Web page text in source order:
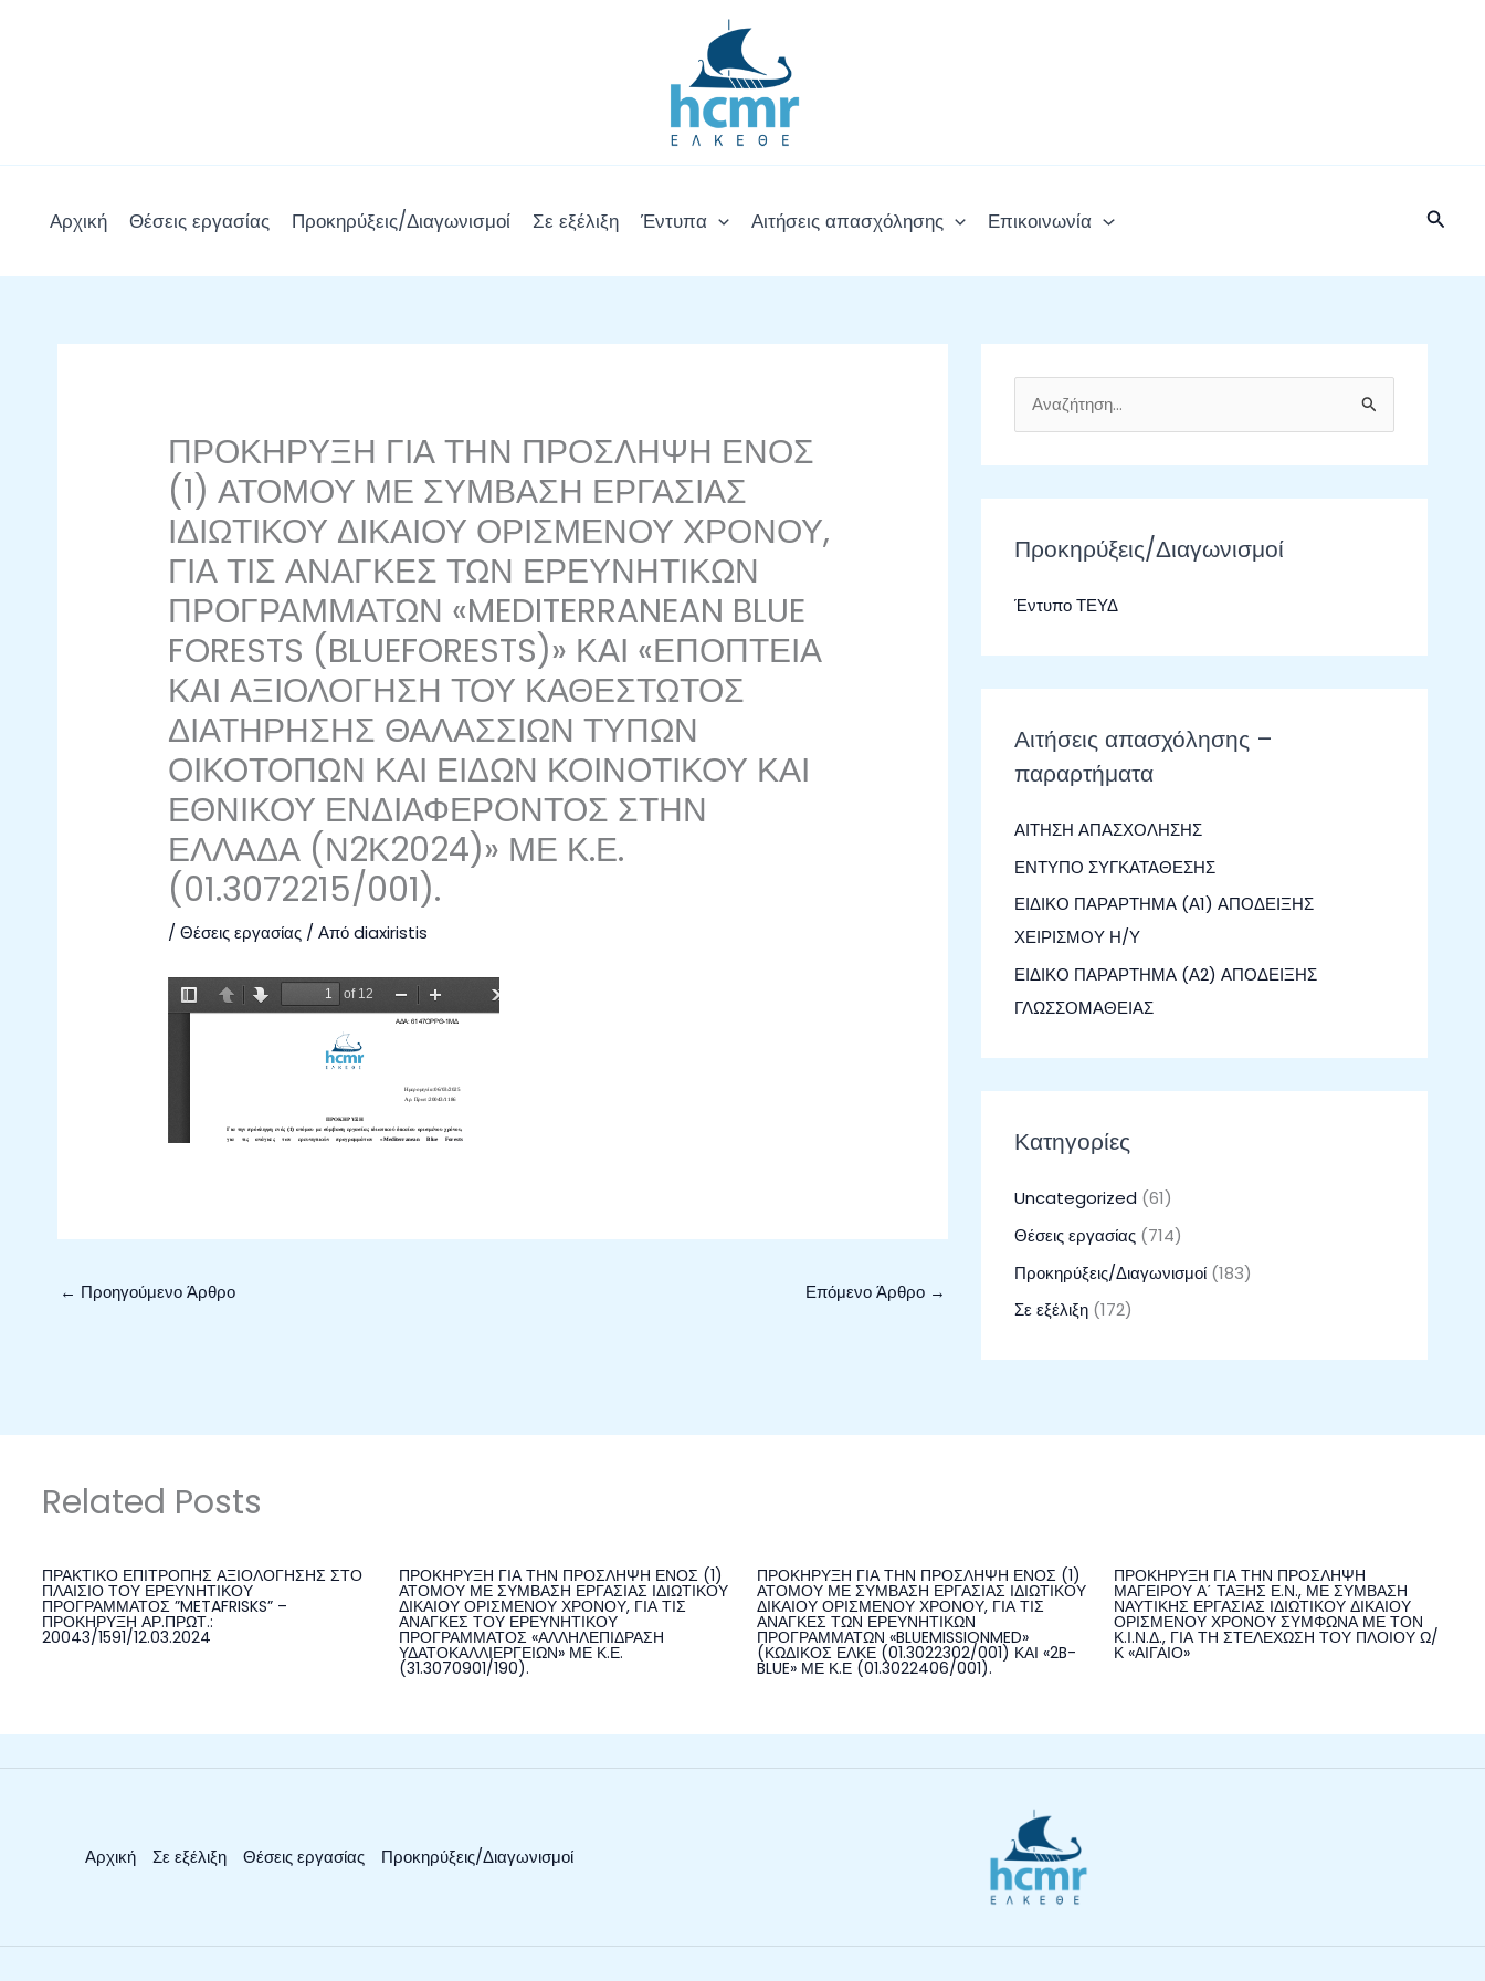
Αρχική Θέσεις εργασίας Προκηρύξεις/Διαγωνισμοί Σε εξέλιξη Έντυπα Αιτήσεις απασχόλησης Επικοινωνία
ΠΡΟΚΗΡΥΞΗ ΓΙΑ ΤΗΝ ΠΡΟΣΛΗΨΗ ΕΝΟΣ
(1) ΑΤΟΜΟΥ ΜΕ ΣΥΜΒΑΣΗ ΕΡΓΑΣΙΑΣ
ΙΔΙΩΤΙΚΟΥ ΔΙΚΑΙΟΥ ΟΡΙΣΜΕΝΟΥ ΧΡΟΝΟΥ,
ΓΙΑ ΤΙΣ ΑΝΑΓΚΕΣ ΤΩΝ ΕΡΕΥΝΗΤΙΚΩΝ
ΠΡΟΓΡΑΜΜΑΤΩΝ «MEDITERRANEAN BLUE
FORESTS (BLUEFORESTS)» ΚΑΙ «ΕΠΟΠΤΕΙΑ
ΚΑΙ ΑΞΙΟΛΟΓΗΣΗ ΤΟΥ ΚΑΘΕΣΤΩΤΟΣ
ΔΙΑΤΗΡΗΣΗΣ ΘΑΛΑΣΣΙΩΝ ΤΥΠΩΝ
ΟΙΚΟΤΟΠΩΝ ΚΑΙ ΕΙΔΩΝ ΚΟΙΝΟΤΙΚΟΥ ΚΑΙ
ΕΘΝΙΚΟΥ ΕΝΔΙΑΦΕΡΟΝΤΟΣ ΣΤΗΝ
ΕΛΛΑΔΑ (Ν2Κ2024)» ΜΕ Κ.Ε.
(01.3072215/001).
/Θέσεις εργασίας / Απόdiaxiristis
← Προηγούμενο Άρθρο Επόμενο Άρθρο →
ν
α
ζ
ή
η
ι
α
Προκηρύξεις/Διαγωνισμοί
Έντυπο ΤΕΥΔ
Αιτήσεις απασχόλησης –
παραρτήματα
ΑΙΤΗΣΗ ΑΠΑΣΧΟΛΗΣΗΣ
ΕΝΤΥΠΟ ΣΥΓΚΑΤΑΘΕΣΗΣ
ΕΙΔΙΚΟ ΠΑΡΑΡΤΗΜΑ (Α1) ΑΠΟΔΕΙΞΗΣ
ΧΕΙΡΙΣΜΟΥ Η/Υ
ΕΙΔΙΚΟ ΠΑΡΑΡΤΗΜΑ (Α2) ΑΠΟΔΕΙΞΗΣ
ΓΛΩΣΣΟΜΑΘΕΙΑΣ
Κατηγορίες
Uncategorized (61)
Θέσεις εργασίας (714)
Προκηρύξεις/Διαγωνισμοί (183)
Σε εξέλιξη (172)
Related Posts
ΠΡΑΚΤΙΚΟ ΕΠΙΤΡΟΠΗΣ ΑΞΙΟΛΟΓΗΣΗΣ ΣΤΟ
ΠΛΑΙΣΙΟ ΤΟΥ ΕΡΕΥΝΗΤΙΚΟΥ
ΠΡΟΓΡΑΜΜΑΤΟΣ ”METAFRISKS” –
ΠΡΟΚΗΡΥΞΗ ΑΡ.ΠΡΩΤ.:
20043/1591/12.03.2024
ΠΡΟΚΗΡΥΞΗ ΓΙΑ ΤΗΝ ΠΡΟΣΛΗΨΗ ΕΝΟΣ (1)
ΑΤΟΜΟΥ ΜΕ ΣΥΜΒΑΣΗ ΕΡΓΑΣΙΑΣ ΙΔΙΩΤΙΚΟΥ
ΔΙΚΑΙΟΥ ΟΡΙΣΜΕΝΟΥ ΧΡΟΝΟΥ, ΓΙΑ ΤΙΣ
ΑΝΑΓΚΕΣ ΤΟΥ ΕΡΕΥΝΗΤΙΚΟΥ
ΠΡΟΓΡΑΜΜΑΤΟΣ «ΑΛΛΗΛΕΠΙΔΡΑΣΗ
ΥΔΑΤΟΚΑΛΛΙΕΡΓΕΙΩΝ» ΜΕ Κ.Ε.
(31.3070901/190).
ΠΡΟΚΗΡΥΞΗ ΓΙΑ ΤΗΝ ΠΡΟΣΛΗΨΗ ΕΝΟΣ (1)
ΑΤΟΜΟΥ ΜΕ ΣΥΜΒΑΣΗ ΕΡΓΑΣΙΑΣ ΙΔΙΩΤΙΚΟΥ
ΔΙΚΑΙΟΥ ΟΡΙΣΜΕΝΟΥ ΧΡΟΝΟΥ, ΓΙΑ ΤΙΣ
ΑΝΑΓΚΕΣ ΤΩΝ ΕΡΕΥΝΗΤΙΚΩΝ
ΠΡΟΓΡΑΜΜΑΤΩΝ «BLUEMISSIONMED»
(ΚΩΔΙΚΟΣ ΕΛΚΕ (01.3022302/001) ΚΑΙ «2B-
BLUE» ΜΕ Κ.Ε (01.3022406/001).
ΠΡΟΚΗΡΥΞΗ ΓΙΑ ΤΗΝ ΠΡΟΣΛΗΨΗ
ΜΑΓΕΙΡΟΥ Α΄ ΤΑΞΗΣ Ε.Ν., ΜΕ ΣΥΜΒΑΣΗ
ΝΑΥΤΙΚΗΣ ΕΡΓΑΣΙΑΣ ΙΔΙΩΤΙΚΟΥ ΔΙΚΑΙΟΥ
ΟΡΙΣΜΕΝΟΥ ΧΡΟΝΟΥ ΣΥΜΦΩΝΑ ΜΕ ΤΟΝ
Κ.Ι.Ν.Δ., ΓΙΑ ΤΗ ΣΤΕΛΕΧΩΣΗ ΤΟΥ ΠΛΟΙΟΥ Ω/
Κ «ΑΙΓΑΙΟ»
Αρχική Σε εξέλιξη Θέσεις εργασίας Προκηρύξεις/Διαγωνισμοί